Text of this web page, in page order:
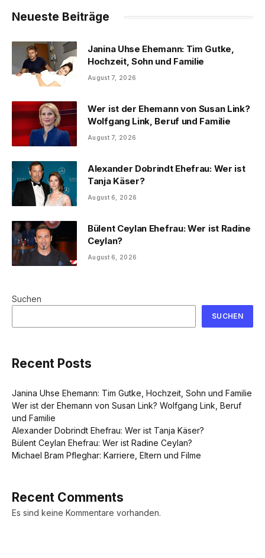
Neueste Beiträge
Janina Uhse Ehemann: Tim Gutke,
Hochzeit, Sohn und Familie
August 7, 2026
Wer ist der Ehemann von Susan Link?
Wolfgang Link, Beruf und Familie
August 7, 2026
Alexander Dobrindt Ehefrau: Wer ist
Tanja Käser?
August 6, 2026
Bülent Ceylan Ehefrau: Wer ist Radine
Ceylan?
August 6, 2026
Suchen
SUCHEN
Recent Posts
Janina Uhse Ehemann: Tim Gutke, Hochzeit, Sohn und Familie
Wer ist der Ehemann von Susan Link? Wolfgang Link, Beruf
und Familie
Alexander Dobrindt Ehefrau: Wer ist Tanja Käser?
Bülent Ceylan Ehefrau: Wer ist Radine Ceylan?
Michael Bram Pfleghar: Karriere, Eltern und Filme
Recent Comments
Es sind keine Kommentare vorhanden.